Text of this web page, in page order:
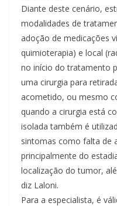
Diante deste cenário,
modalidades de
adoção de medicações
quimioterapia) e local
no início do tratamento
uma cirurgia para
acometido, ou mesmo
quando a cirurgia está
isolada também é
sintomas como falta de
principalmente do
localização do tumor,
diz Laloni.
Para a especialista, é